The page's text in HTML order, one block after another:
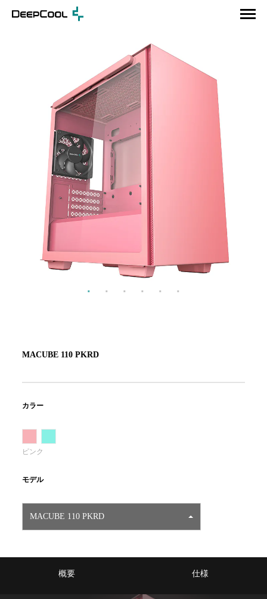
MACUBE 110 PKRD
カラー
ピンク
モデル
MACUBE 110 PKRD
概要 仕様